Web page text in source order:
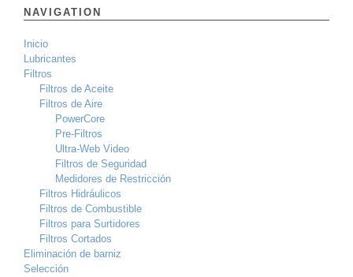
NAVIGATION
Inicio
Lubricantes
Filtros
Filtros de Aceite
Filtros de Aire
PowerCore
Pre-Filtros
Ultra-Web Video
Filtros de Seguridad
Medidores de Restricción
Filtros Hidráulicos
Filtros de Combustible
Filtros para Surtidores
Filtros Cortados
Eliminación de barniz
Selección